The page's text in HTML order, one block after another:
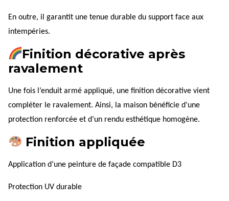
En outre, il garantit une tenue durable du support face aux
intempéries.
Finition décorative après
ravalement
Une fois l’enduit armé appliqué, une finition décorative vient
compléter le ravalement. Ainsi, la maison bénéficie d’une
protection renforcée et d’un rendu esthétique homogène.
Finition appliquée
Application d’une peinture de façade compatible D3
Protection UV durable